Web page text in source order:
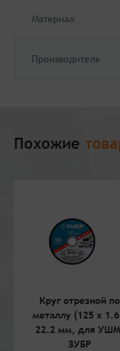
Материал
Производитель
Похожие
Круг отрезной по
металлу (125 x
22.2 мм, для
ЗУБР